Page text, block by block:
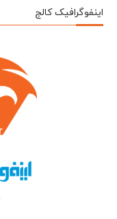
اینفوگرافیک کالج